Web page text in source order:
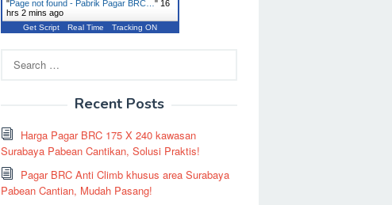
"Page not found - Pabrik Pagar BRC…" 16
hrs 2 mins ago
Get Script Real Time Tracking ON
for:
Recent Posts
Harga Pagar BRC 175 X 240 kawasan
Surabaya Pabean Cantikan, Solusi Praktis!
Pagar BRC Anti Climb khusus area Surabaya
Pabean Cantian, Mudah Pasang!